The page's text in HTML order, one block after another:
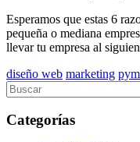
Esperamos que estas 6
pequeña o mediana
llevar tu empresa al
diseño web marketing
Categorías